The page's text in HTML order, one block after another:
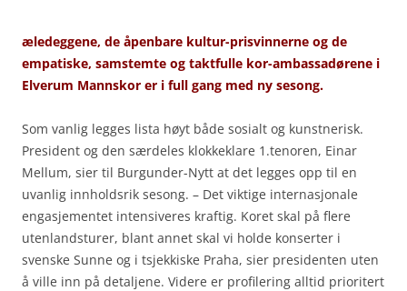
æledeggene, de åpenbare kultur-prisvinnerne og de
empatiske, samstemte og taktfulle kor-ambassadørene i
Elverum Mannskor er i full gang med ny sesong.
Som vanlig legges lista høyt både sosialt og kunstnerisk.
President og den særdeles klokkeklare 1.tenoren, Einar
Mellum, sier til Burgunder-Nytt at det legges opp til en
uvanlig innholdsrik sesong. – Det viktige internasjonale
engasjementet intensiveres kraftig. Koret skal på flere
utenlandsturer, blant annet skal vi holde konserter i
svenske Sunne og i tsjekkiske Praha, sier presidenten uten
å ville inn på detaljene. Videre er profilering alltid prioritert